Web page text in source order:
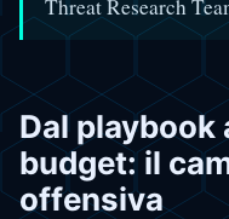
Threat Research
Dal playbook
budget: il
offensiva